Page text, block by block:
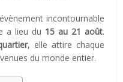
incontournable
a lieu du 15 au 21 août.
, elle attire chaque
du monde entier.